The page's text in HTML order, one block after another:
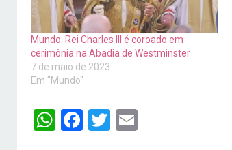
Mundo: Rei Charles III é coroado em
cerimônia na Abadia de Westminster
7 de maio de 2023
Em "Mundo"
WhatsApp
Facebook
Twitter
Email